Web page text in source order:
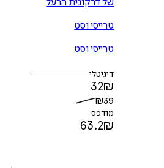
של דרקונית הרעל
טרייסי וסט
טרייסי וסט
דיגיטלי
32₪
₪39
מודפס
63.2₪